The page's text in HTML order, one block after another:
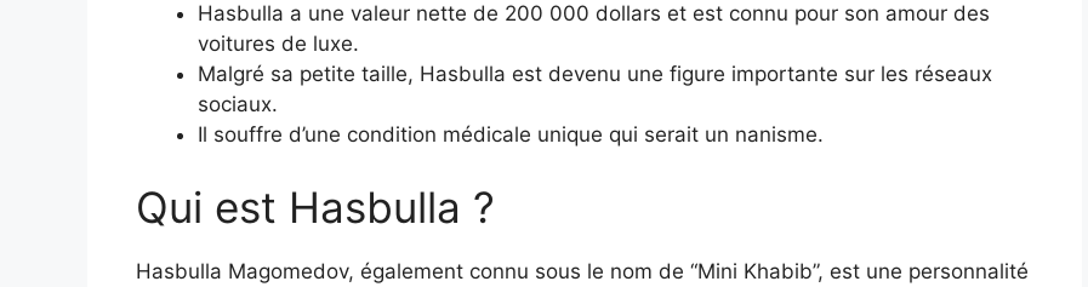
Hasbulla a une valeur nette de 200 000 dollars et est connu pour son amour des
voitures de luxe.
Malgré sa petite taille, Hasbulla est devenu une figure importante sur les réseaux
sociaux.
Il souffre d’une condition médicale unique qui serait un nanisme.
Qui est Hasbulla ?
Hasbulla Magomedov, également connu sous le nom de “Mini Khabib”, est une personnalité